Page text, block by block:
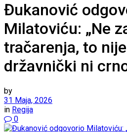
Đukanović
Milatoviću: „Ne
tračarenja, to
državnički ni
by
31 Maja, 2026
in Regija
0